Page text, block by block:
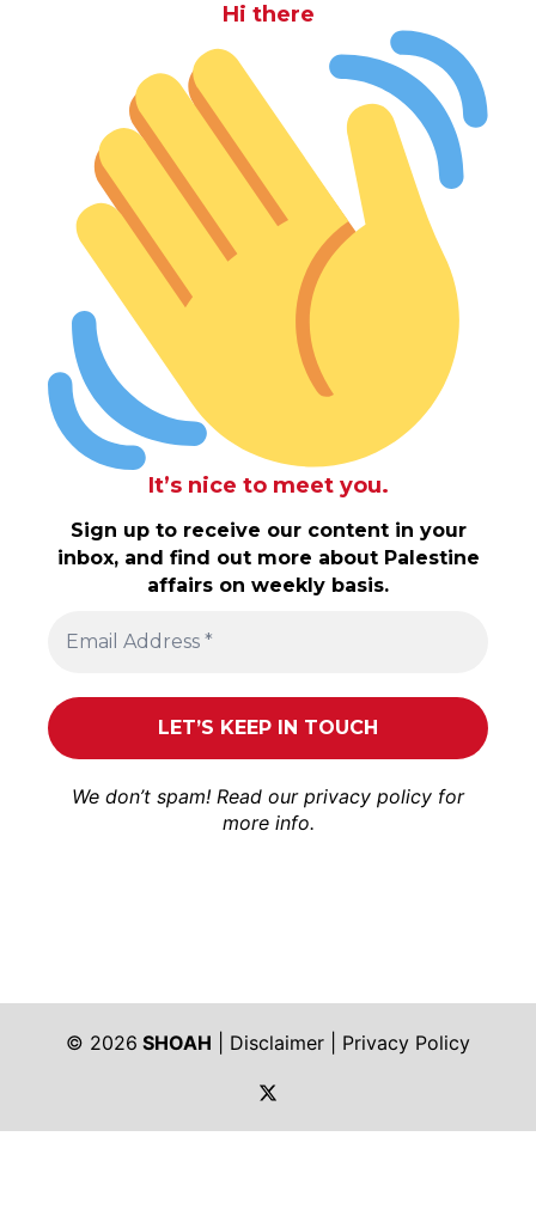
Hi there
It’s nice to meet you.
Sign up to receive our content in your
inbox, and find out more about Palestine
affairs on weekly basis.
We don’t spam! Read our privacy policy for
more info.
© 2026 SHOAH Disclaimer
Privacy Policy
https://twitter.com/shoah_ph